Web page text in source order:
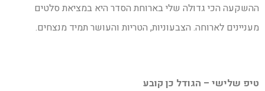
ההשקעה הכי גדולה שלי בארוחת הסדר היא במציאת סלטים
מעניינים לארוחה. הצבעוניות, הטריות והעושר תמיד מנצחים.
טיפ שלישי – הגודל כן קובע